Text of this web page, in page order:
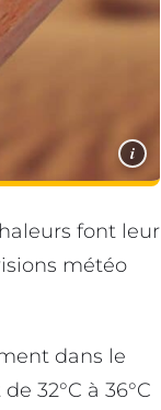
i
font leur
météo
dans le
32°C à 36°C